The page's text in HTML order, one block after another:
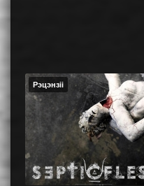
Рэцэнзіі